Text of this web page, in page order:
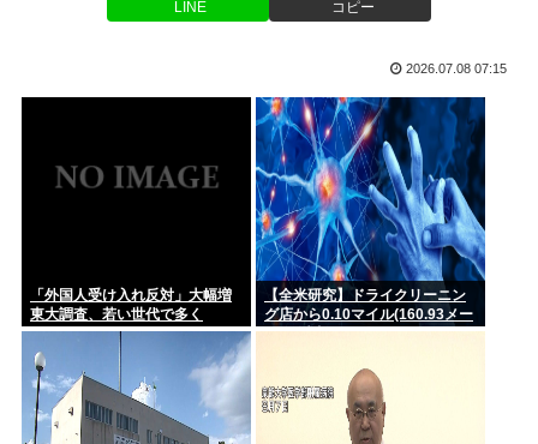
幼女戦記とかいうアニメ、すごいことになる
【覇権】ホロライブドリームス、セルラン1位に返り咲く
ごめん、ワンルーム住んでる奴って女呼んだときにウ●コのブ
AI「お前さあ〜w」ぼく「…敬語使え 」AI「了解しました。
とこ...
明日からお盆休みだけどみんなどこ行く予定か決めた？ ‍♂ ☀
交通系カードで改札通って改札内のショップ利用してまた改札
出ようと...
松本人志が企画・プロデュース「ドキュメンタル」が米国で初
制作決定...
佐藤二朗（さとじろ）、完全勝利www
LINE コピー
2026.07.08 07:15
「外国人受け入れ反対」大幅増
東大調査、若い世代で多く
【全米研究】ドライクリーニン
グ店から0.10マイル(160.93メー
トル)以内に住んでいる人は、
る人に比べて、歩行障害を伴う
パーキンソン病になる確率が
23%高い